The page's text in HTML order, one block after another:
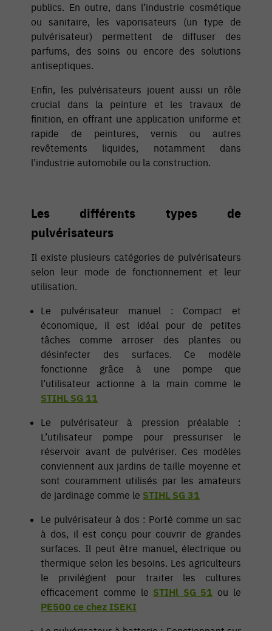
publics. En outre, dans l’industrie cosmétique
ou sanitaire, les vaporisateurs (un type de
pulvérisateur) permettent de diffuser des
parfums, des soins ou encore des solutions
antiseptiques.
Enfin, les pulvérisateurs jouent aussi un rôle
crucial dans la peinture et les travaux de
finition, en offrant une application uniforme et
rapide de peintures, vernis ou autres
revêtements liquides, notamment dans
l’industrie automobile ou la construction.
Les différents types de
pulvérisateurs
Il existe plusieurs catégories de pulvérisateurs
selon leur mode de fonctionnement et leur
utilisation.
Le pulvérisateur manuel : Compact et
économique, il est idéal pour de petites
tâches comme arroser des plantes ou
désinfecter des surfaces. Ce modèle
fonctionne grâce à une pompe que
l’utilisateur actionne à la main comme le
STIHL SG 11
Le pulvérisateur à pression préalable :
L’utilisateur pompe pour pressuriser le
réservoir avant de pulvériser. Ces modèles
conviennent aux jardins de taille moyenne et
sont couramment utilisés par les amateurs
de jardinage comme le STIHL SG 31
Le pulvérisateur à dos : Porté comme un sac
à dos, il est conçu pour couvrir de grandes
surfaces. Il peut être manuel, électrique ou
thermique selon les besoins. Les agriculteurs
le privilégient pour traiter les cultures
efficacement comme le STIHl SG 51 ou le
PE500 ce chez ISEKI